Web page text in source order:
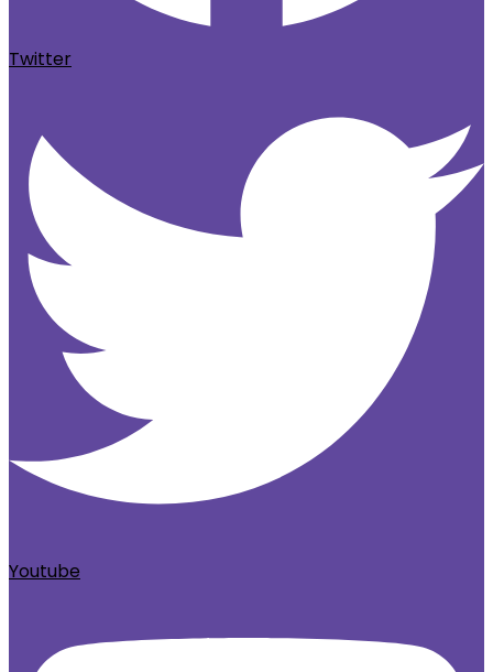
Twitter
Youtube